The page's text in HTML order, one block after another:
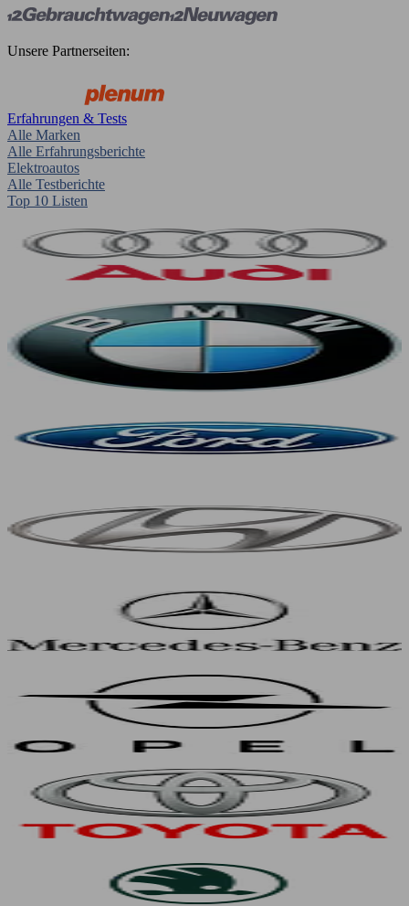
Unsere Partnerseiten:
Erfahrungen & Tests
Alle Marken
Alle Erfahrungsberichte
Elektroautos
Alle Testberichte
Top 10 Listen